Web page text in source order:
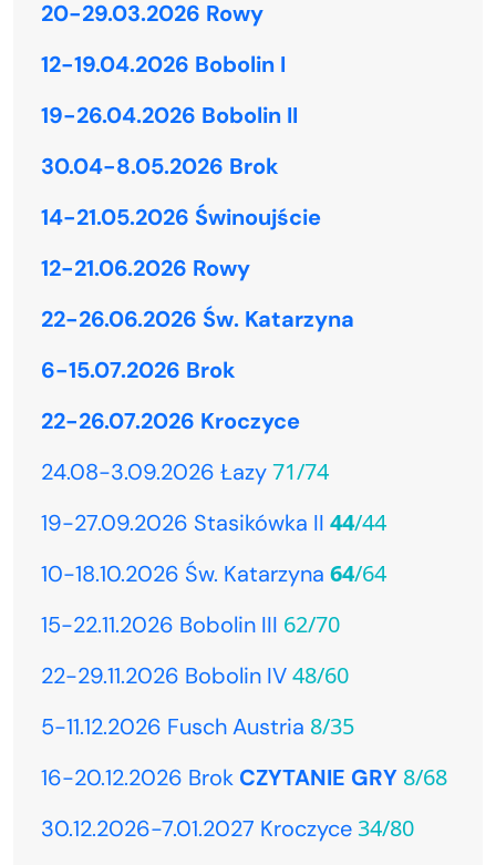
20-29.03.2026 Rowy
12-19.04.2026 Bobolin I
19-26.04.2026 Bobolin II
30.04-8.05.2026 Brok
14-21.05.2026 Świnoujście
12-21.06.2026 Rowy
22-26.06.2026 Św. Katarzyna
6-15.07.2026 Brok
22-26.07.2026 Kroczyce
24.08-3.09.2026 Łazy71/74
19-27.09.2026 Stasikówka II 44/44
10-18.10.2026 Św. Katarzyna 64/64
15-22.11.2026 Bobolin III 62/70
22-29.11.2026 Bobolin IV48/60
5-11.12.2026 Fusch Austria 8/35
16-20.12.2026 Brok CZYTANIE GRY 8/68
30.12.2026-7.01.2027 Kroczyce34/80